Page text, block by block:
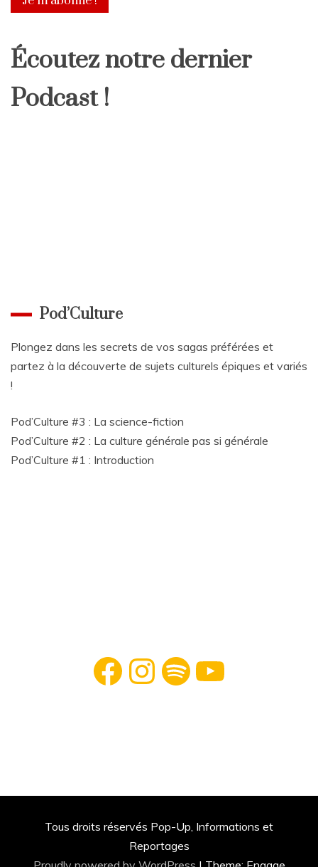
Écoutez notre dernier
Podcast !
Pod’Culture
Plongez dans les secrets de vos sagas préférées et
partez à la découverte de sujets culturels épiques et variés
!
Pod’Culture #3 : La science-fiction
Pod’Culture #2 : La culture générale pas si générale
Pod’Culture #1 : Introduction
Facebook InstagramSpotify YouTube
Tous droits réservés Pop-Up, Informations et
Reportages